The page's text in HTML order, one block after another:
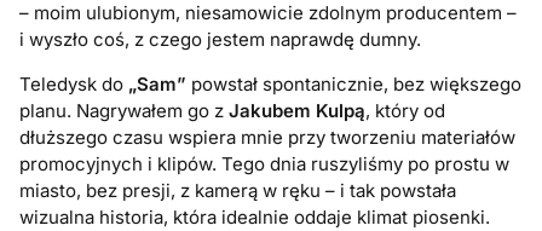
– moim ulubionym, niesamowicie zdolnym producentem –
i wyszło coś, z czego jestem naprawdę dumny.
Teledysk do „Sam” powstał spontanicznie, bez większego
planu. Nagrywałem go zJakubem Kulpą, który od
dłuższego czasu wspiera mnie przy tworzeniu materiałów
promocyjnych i klipów. Tego dnia ruszyliśmy po prostu w
miasto, bez presji, z kamerą w ręku – i tak powstała
wizualna historia, która idealnie oddaje klimat piosenki.